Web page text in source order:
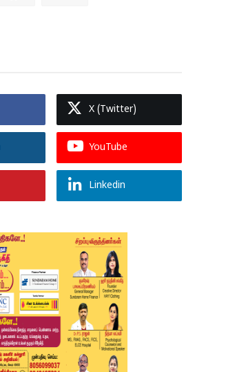
X (Twitter)
YouTube
Linkedin